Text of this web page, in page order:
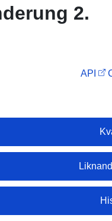
2.
API